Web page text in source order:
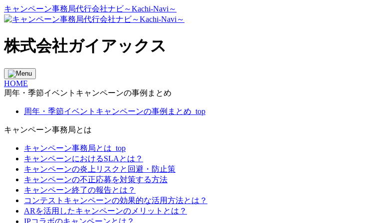
キャンペーン事務局代行会社ナビ～Kachi-Navi～
株式会社ガイアックス
HOME
周年・季節イベントキャンペーンの事例まとめ
周年・季節イベントキャンペーンの事例まとめ_top
キャンペーン事務局とは
キャンペーン事務局とは_top
キャンペーンにおけるSLAとは？
キャンペーンの炎上リスクと回避・防止策
キャンペーンの不正応募を対策する方法
キャンペーン終了の報告とは？
コンテストキャンペーンの効果的な活用方法とは？
ARを活用したキャンペーンのメリットとは？
IPコラボのキャンペーンとは？